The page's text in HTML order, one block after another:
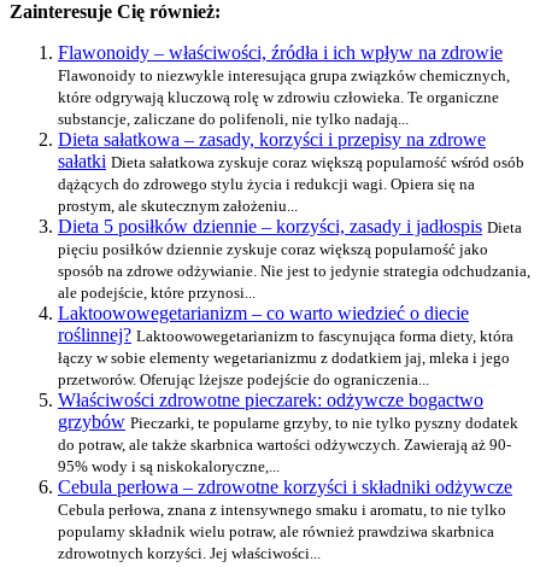
Zainteresuje Cię również:
Flawonoidy – właściwości, źródła i ich wpływ na zdrowie
Flawonoidy to niezwykle interesująca grupa związków chemicznych,
które odgrywają kluczową rolę w zdrowiu człowieka. Te organiczne
substancje, zaliczane do polifenoli, nie tylko nadają...
Dieta sałatkowa – zasady, korzyści i przepisy na zdrowe
sałatki Dieta sałatkowa zyskuje coraz większą popularność wśród osób
dążących do zdrowego stylu życia i redukcji wagi. Opiera się na
prostym, ale skutecznym założeniu...
Dieta 5 posiłków dziennie – korzyści, zasady i jadłospis Dieta
pięciu posiłków dziennie zyskuje coraz większą popularność jako
sposób na zdrowe odżywianie. Nie jest to jedynie strategia odchudzania,
ale podejście, które przynosi...
Laktoowowegetarianizm – co warto wiedzieć o diecie
roślinnej? Laktoowowegetarianizm to fascynująca forma diety, która
łączy w sobie elementy wegetarianizmu z dodatkiem jaj, mleka i jego
przetworów. Oferując lżejsze podejście do ograniczenia...
Właściwości zdrowotne pieczarek: odżywcze bogactwo
grzybów Pieczarki, te popularne grzyby, to nie tylko pyszny dodatek
do potraw, ale także skarbnica wartości odżywczych. Zawierają aż 90-
95% wody i są niskokaloryczne,...
Cebula perłowa – zdrowotne korzyści i składniki odżywcze
Cebula perłowa, znana z intensywnego smaku i aromatu, to nie tylko
popularny składnik wielu potraw, ale również prawdziwa skarbnica
zdrowotnych korzyści. Jej właściwości...